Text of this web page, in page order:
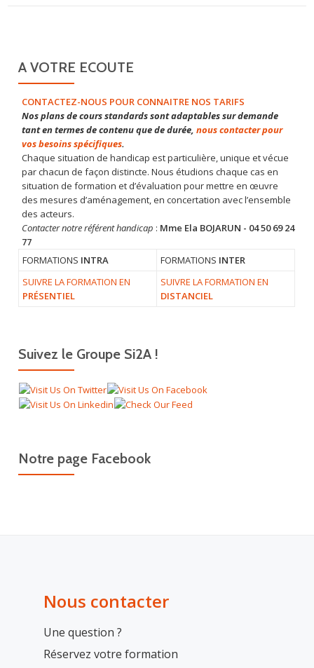
A VOTRE ECOUTE
CONTACTEZ-NOUS POUR CONNAITRE NOS TARIFS
Nos plans de cours standards sont adaptables sur demande
tant en termes de contenu que de durée,nous contacter pour
vos besoins spécifiques.
Chaque situation de handicap est particulière, unique et vécue
par chacun de façon distincte. Nous étudions chaque cas en
situation de formation et d’évaluation pour mettre en œuvre
des mesures d’aménagement, en concertation avec l’ensemble
des acteurs.
Contacter notre référent handicap : Mme Ela BOJARUN - 04 50 69 24
77
FORMATIONS INTRA FORMATIONS INTER
SUIVRE LA FORMATION EN
PRÉSENTIEL
SUIVRE LA FORMATION EN
DISTANCIEL
Suivez le Groupe Si2A !
Notre page Facebook
Nous contacter
Une question ?
Réservez votre formation